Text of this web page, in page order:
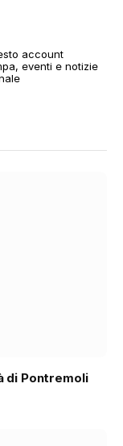
account
eventi e notizie
di Pontremoli